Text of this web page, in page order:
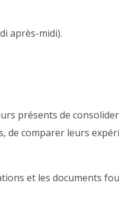
après-midi).
présents de
de comparer leurs
et les documents